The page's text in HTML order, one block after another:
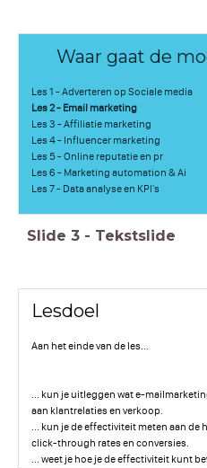
Waar gaat de
Les 1 - Adverteren op Sociale media
Les 2 - Email marketing
Les 3 - Affiliatie marketing
Les 4 - Influencer marketing
Les 5 - Online reputatie en pr
Les 6 - Marketing automation & Ai
Les 7 - Data analyse en KPI's
Slide 3 - Tekstslide
Lesdoel
Aan het einde van de les...
... kun je uitleggen wat e-
aan klantrelaties en verkoop.
... kun je de effectiviteit meten aan de
click-through rates en conversies.
... weet je hoe je de effectiviteit kunt